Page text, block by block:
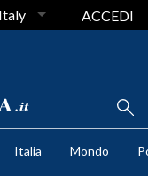
Italy ACCEDI
Italia Mondo